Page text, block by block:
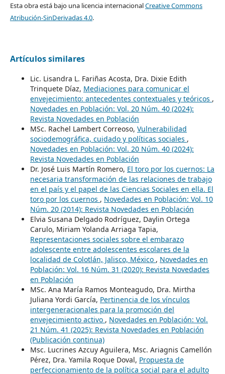
Esta obra está bajo una licencia internacionalCreative Commons
Atribución-SinDerivadas 4.0.
Artículos similares
Lic. Lisandra L. Fariñas Acosta, Dra. Dixie Edith
Trinquete Díaz, Mediaciones para comunicar el
envejecimiento: antecedentes contextuales y teóricos ,
Novedades en Población: Vol. 20 Núm. 40 (2024):
Revista Novedades en Población
MSc. Rachel Lambert Correoso, Vulnerabilidad
sociodemográfica, cuidado y políticas sociales ,
Novedades en Población: Vol. 20 Núm. 40 (2024):
Revista Novedades en Población
Dr. José Luis Martín Romero, El toro por los cuernos: La
necesaria transformación de las relaciones de trabajo
en el país y el papel de las Ciencias Sociales en ella. El
toro por los cuernos , Novedades en Población: Vol. 10
Núm. 20 (2014): Revista Novedades en Población
Elvia Susana Delgado Rodríguez, Daylin Ortega
Carulo, Miriam Yolanda Arriaga Tapia,
Representaciones sociales sobre el embarazo
adolescente entre adolescentes escolares de la
localidad de Colotlán, Jalisco, México , Novedades en
Población: Vol. 16 Núm. 31 (2020): Revista Novedades
en Población
MSc. Ana María Ramos Monteagudo, Dra. Mirtha
Juliana Yordi García, Pertinencia de los vínculos
intergeneracionales para la promoción del
envejecimiento activo , Novedades en Población: Vol.
21 Núm. 41 (2025): Revista Novedades en Población
(Publicación continua)
Msc. Lucrines Azcuy Aguilera, Msc. Ariagnis Camellón
Pérez, Dra. Yamila Roque Doval, Propuesta de
perfeccionamiento de la política social para el adulto